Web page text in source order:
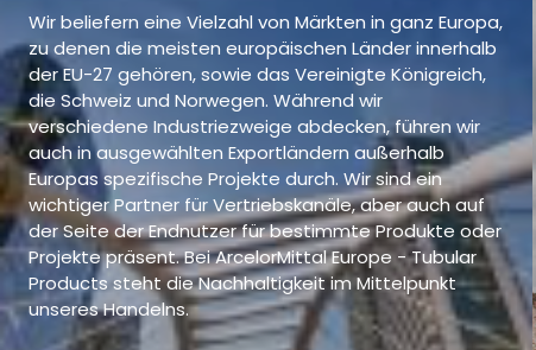
Wir beliefern eine Vielzahl von Märkten in ganz Europa,
zu denen die meisten europäischen Länder innerhalb
der EU-27 gehören, sowie das Vereinigte Königreich,
die Schweiz und Norwegen. Während wir
verschiedene Industriezweige abdecken, führen wir
auch in ausgewählten Exportländern außerhalb
Europas spezifische Projekte durch. Wir sind ein
wichtiger Partner für Vertriebskanäle, aber auch auf
der Seite der Endnutzer für bestimmte Produkte oder
Projekte präsent. Bei ArcelorMittal Europe - Tubular
Products steht die Nachhaltigkeit im Mittelpunkt
unseres Handelns.